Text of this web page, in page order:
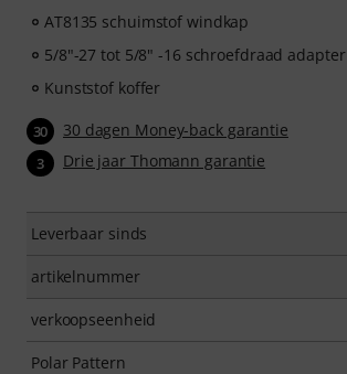
AT8135 schuimstof windkap
5/8"-27 tot 5/8" -16 schroefdraad adapter
Kunststof koffer
30 30 dagen Money-back garantie
3 Drie jaar Thomann garantie
Leverbaar sinds
artikelnummer
verkoopseenheid
Polar Pattern